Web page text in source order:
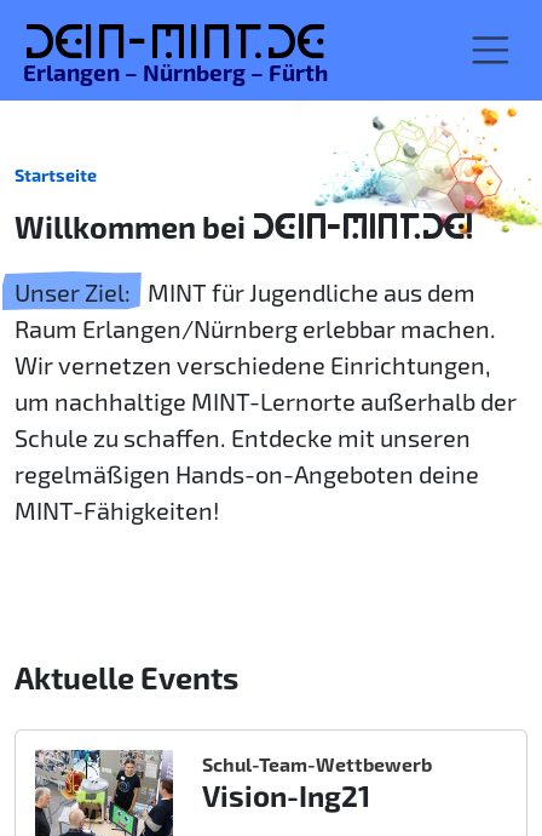
Dein-MINT.de
Erlangen – Nürnberg – Fürth
Startseite
Willkommen bei DEIN-MINT.DE!
Unser Ziel:
MINT für Jugendliche aus dem
Raum Erlangen/Nürnberg erlebbar machen.
Wir vernetzen verschiedene Einrichtungen,
um nachhaltige MINT-Lernorte außerhalb der
Schule zu schaffen. Entdecke mit unseren
regelmäßigen Hands-on-Angeboten deine
MINT-Fähigkeiten!
Aktuelle Events
Schul-Team-Wettbewerb
Vision-Ing21